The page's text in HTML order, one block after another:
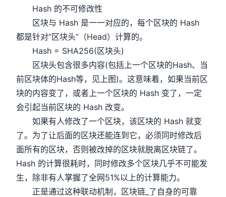
Hash 的不可修改性
区块与 Hash 是一一对应的，每个区块的 Hash
都是针对”区块头”（Head）计算的。
Hash = SHA256(区块头)
区块头包含很多内容(包括上一个区块的Hash、当
前区块体的Hash等，见上图)。这意味着，如果当前区
块的内容变了，或者上一个区块的 Hash 变了，一定
会引起当前区块的 Hash 改变。
如果有人修改了一个区块，该区块的 Hash 就变
了。为了让后面的区块还能连到它，必须同时修改后
面所有的区块，否则被改掉的区块就脱离区块链了。
Hash 的计算很耗时，同时修改多个区块几乎不可能发
生，除非有人掌握了全网51%以上的计算能力。
正是通过这种联动机制，区块链_了自身的可靠